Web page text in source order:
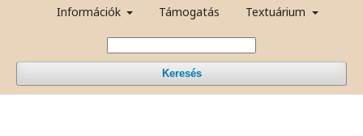
Információk Támogatás Textuárium
Keresés